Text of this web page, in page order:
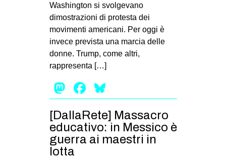
Washington si svolgevano
dimostrazioni di protesta dei
movimenti americani. Per oggi è
invece prevista una marcia delle
donne. Trump, come altri,
rappresenta […]
Mastodon
Facebook
[DallaRete] Massacro
educativo: in Messico è
guerra ai maestri in
lotta